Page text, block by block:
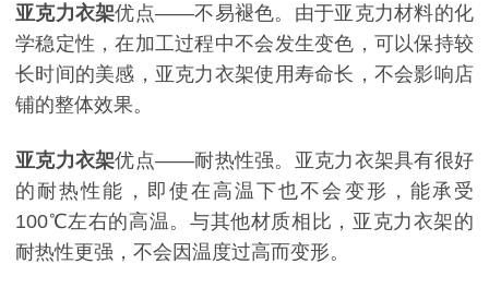
亚克力衣架优点——不易褪色。由于亚克力材料的化
学稳定性，在加工过程中不会发生变色，可以保持较
长时间的美感，亚克力衣架使用寿命长，不会影响店
铺的整体效果。
亚克力衣架优点——耐热性强。亚克力衣架具有很好
的耐热性能，即使在高温下也不会变形，能承受
100℃左右的高温。与其他材质相比，亚克力衣架的
耐热性更强，不会因温度过高而变形。